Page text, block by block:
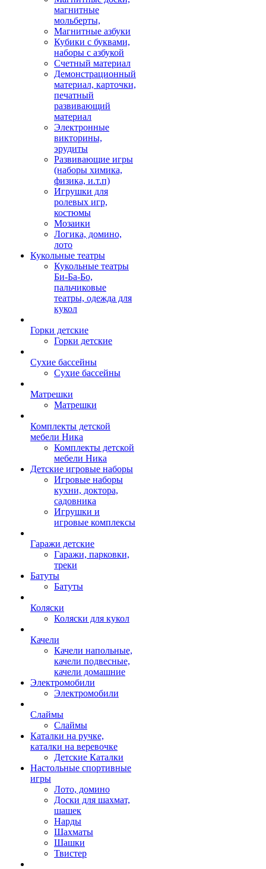
магнитные
мольберты,
Магнитные азбуки
Кубики с буквами,
наборы с азбукой
Счетный материал
Демонстрационный
материал, карточки,
печатный
развивающий
материал
Электронные
викторины,
эрудиты
Развивающие игры
(наборы химика,
физика, и.т.п)
Игрушки для
ролевых игр,
костюмы
Мозаики
Логика, домино,
лото
Кукольные театры
Кукольные театры
Би-Ба-Бо,
пальчиковые
театры, одежда для
кукол
Горки детские
Горки детские
Сухие бассейны
Сухие бассейны
Матрешки
Матрешки
Комплекты детской
мебели Ника
Комплекты детской
мебели Ника
Детские игровые наборы
Игровые наборы
кухни, доктора,
садовника
Игрушки и
игровые комплексы
Гаражи детские
Гаражи, парковки,
треки
Батуты
Батуты
Коляски
Коляски для кукол
Качели
Качели напольные,
качели подвесные,
качели домашние
Электромобили
Электромобили
Слаймы
Слаймы
Каталки на ручке,
каталки на веревочке
Детские Каталки
Настольные спортивные
игры
Лото, домино
Доски для шахмат,
шашек
Нарды
Шахматы
Шашки
Твистер